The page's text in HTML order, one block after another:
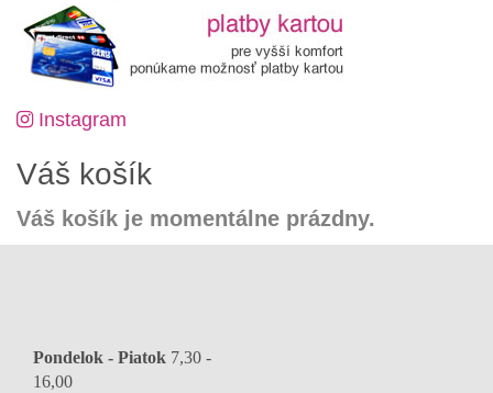
Instagram
Váš košík
Váš košík je momentálne prázdny.
Pondelok - Piatok 7,30 -